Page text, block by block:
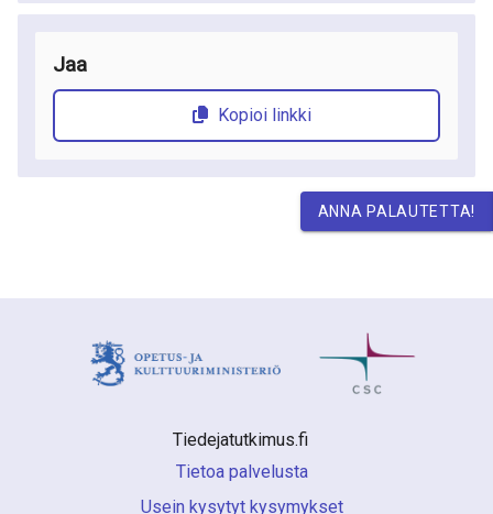
Jaa
Kopioi linkki
Tiedejatutkimus.fi
Tietoa palvelusta
Usein kysytyt kysymykset
ANNA PALAUTETTA!